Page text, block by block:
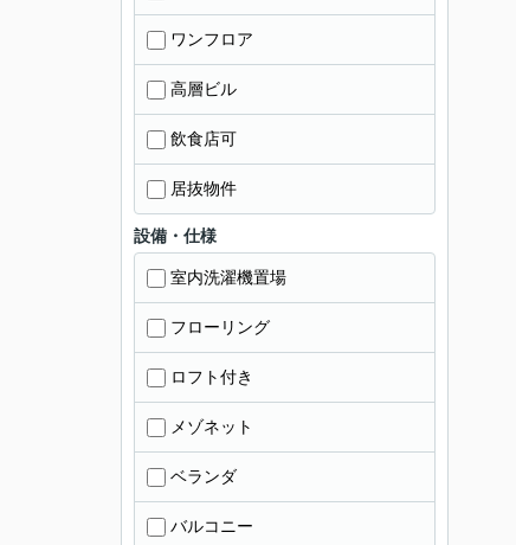
ワンフロア
高層ビル
飲食店可
居抜物件
設備・仕様
室内洗濯機置場
フローリング
ロフト付き
メゾネット
ベランダ
バルコニー